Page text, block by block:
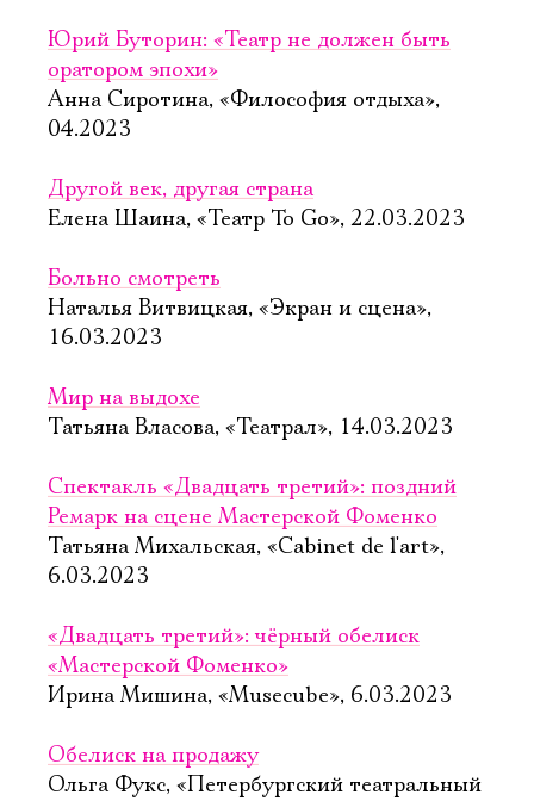
Юрий Буторин: «Театр не должен быть
оратором эпохи»
Анна Сиротина, «Философия отдыха»,
04.2023
Другой век, другая страна
Елена Шаина, «Театр To Go», 22.03.2023
Больно смотреть
Наталья Витвицкая, «Экран и сцена»,
16.03.2023
Мир на выдохе
Татьяна Власова, «Театрал», 14.03.2023
Спектакль «Двадцать третий»: поздний
Ремарк на сцене Мастерской Фоменко
Татьяна Михальская, «Cabinet de l'art»,
6.03.2023
«Двадцать третий»: чёрный обелиск
«Мастерской Фоменко»
Ирина Мишина, «Musecube», 6.03.2023
Обелиск на продажу
Ольга Фукс, «Петербургский театральный